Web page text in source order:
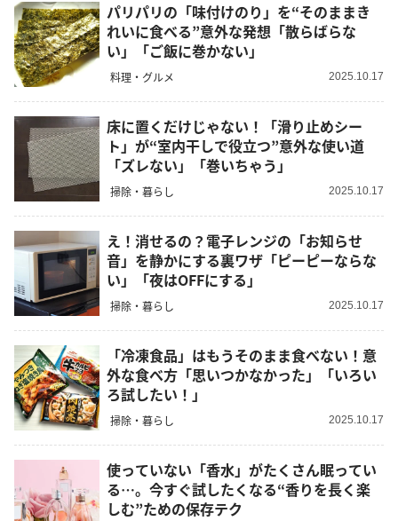
パリパリの「味付けのり」を“そのままき
れいに食べる”意外な発想「散らばらな
い」「ご飯に巻かない」
料理・グルメ 2025.10.17
床に置くだけじゃない！「滑り止めシー
ト」が“室内干しで役立つ”意外な使い道
「ズレない」「巻いちゃう」
掃除・暮らし 2025.10.17
え！消せるの？電子レンジの「お知らせ
音」を静かにする裏ワザ「ピーピーならな
い」「夜はOFFにする」
掃除・暮らし 2025.10.17
「冷凍食品」はもうそのまま食べない！意
外な食べ方「思いつかなかった」「いろい
ろ試したい！」
掃除・暮らし 2025.10.17
使っていない「香水」がたくさん眠ってい
る…。今すぐ試したくなる“香りを長く楽
しむ”ための保存テク